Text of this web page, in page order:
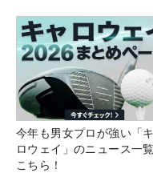
今年も男女プロが強い「
ロウェイ」のニュース一
こちら！